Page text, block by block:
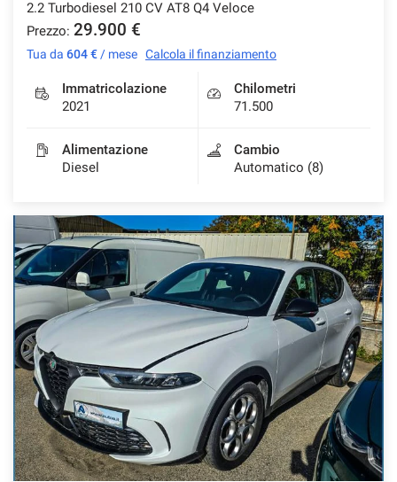
2.2 Turbodiesel 210 CV AT8 Q4 Veloce
Prezzo: 29.900 €
Tua da 604 € / mese Calcola il finanziamento
Immatricolazione
2021
Chilometri
71.500
Alimentazione
Diesel
Cambio
Automatico (8)